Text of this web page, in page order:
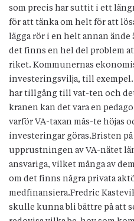
som precis har suttit i ett
för att tänka om helt för att
lägga rör i en helt annan
det finns en hel del problem
riket. Kommunernas
investeringsvilja, till
har tillgång till vat-ten och
kranen kan det vara en
varför VA-taxan mås-te höjas
investeringar göras.Bristen
upprustningen av VA-nätet
ansvariga, vilket många av
om det finns några privata
medfinansiera.Fredric
skulle kunna bli bättre på att